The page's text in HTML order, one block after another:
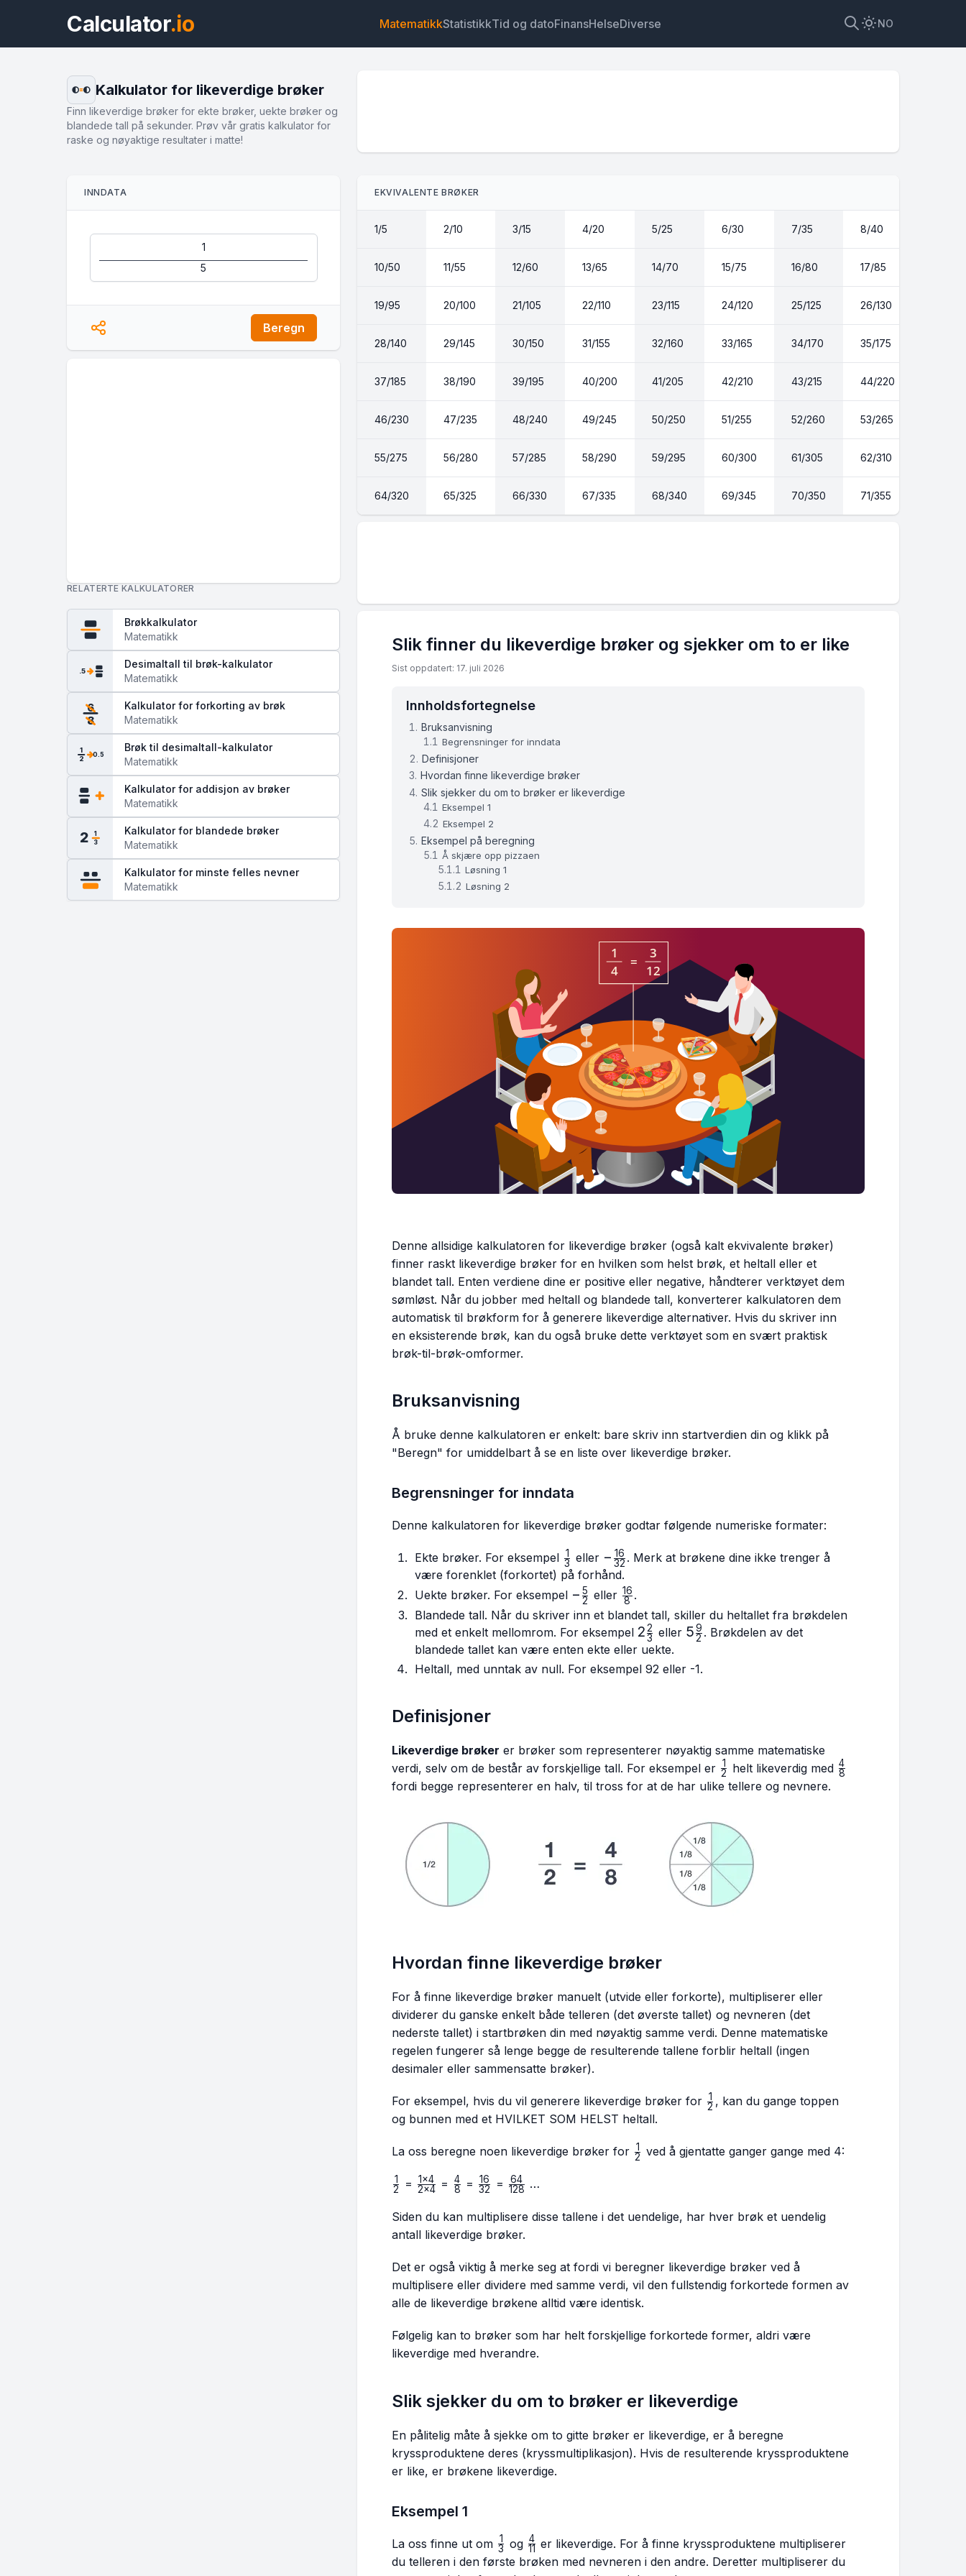
Calculator.io MatematikkStatistikkTid og datoFinansHelseDiverse NO
Kalkulator for likeverdige brøker
Finn likeverdige brøker for ekte brøker, uekte brøker og
blandede tall på sekunder. Prøv vår gratis kalkulator for
raske og nøyaktige resultater i matte!
INNDATA
Beregn
RELATERTE KALKULATORER
Brøkkalkulator
Matematikk
.5
Desimaltall til brøk-kalkulator
Matematikk
6
8
Kalkulator for forkorting av brøk
Matematikk
1
2 0.5
Brøk til desimaltall-kalkulator
Matematikk
Kalkulator for addisjon av brøker
Matematikk
2
1
3
Kalkulator for blandede brøker
Matematikk
Kalkulator for minste felles nevner
Matematikk
EKVIVALENTE BRØKER
1/5 2/10 3/15 4/20 5/25 6/30 7/35 8/40
10/50 11/55 12/60 13/65 14/70 15/75 16/80 17/85
19/95 20/100 21/105 22/110 23/115 24/120 25/125 26/130
28/140 29/145 30/150 31/155 32/160 33/165 34/170 35/175
37/185 38/190 39/195 40/200 41/205 42/210 43/215 44/220
46/230 47/235 48/240 49/245 50/250 51/255 52/260 53/265
55/275 56/280 57/285 58/290 59/295 60/300 61/305 62/310
64/320 65/325 66/330 67/335 68/340 69/345 70/350 71/355
Slik finner du likeverdige brøker og sjekker om to er like
Sist oppdatert: 17. juli 2026
Innholdsfortegnelse
Bruksanvisning
Begrensninger for inndata
Definisjoner
Hvordan finne likeverdige brøker
Slik sjekker du om to brøker er likeverdige
Eksempel 1
Eksempel 2
Eksempel på beregning
Å skjære opp pizzaen
Løsning 1
Løsning 2
Denne allsidige kalkulatoren for likeverdige brøker (også kalt ekvivalente brøker)
finner raskt likeverdige brøker for en hvilken som helst brøk, et heltall eller et
blandet tall. Enten verdiene dine er positive eller negative, håndterer verktøyet dem
sømløst. Når du jobber med heltall og blandede tall, konverterer kalkulatoren dem
automatisk til brøkform for å generere likeverdige alternativer. Hvis du skriver inn
en eksisterende brøk, kan du også bruke dette verktøyet som en svært praktisk
brøk-til-brøk-omformer.
Bruksanvisning
Å bruke denne kalkulatoren er enkelt: bare skriv inn startverdien din og klikk på
"Beregn" for umiddelbart å se en liste over likeverdige brøker.
Begrensninger for inndata
Denne kalkulatoren for likeverdige brøker godtar følgende numeriske formater:
Ekte brøker. For eksempel \frac{1}
{3}
3
1 eller -
\frac{16}
{32}
− 32
16 . Merk at brøkene dine ikke trenger å
være forenklet (forkortet) på forhånd.
Uekte brøker. For eksempel -
\frac{5}
{2}
− 2
5 eller \frac{16}
{8}
8
16 .
Blandede tall. Når du skriver inn et blandet tall, skiller du heltallet fra brøkdelen
med et enkelt mellomrom. For eksempel 2\frac{2}
{3}
2 3
2 eller 5\frac{9}
5 2
9 . Brøkdelen av det
blandede tallet kan være enten ekte eller uekte.
Heltall, med unntak av null. For eksempel 92 eller -1.
Definisjoner
Likeverdige brøker er brøker som representerer nøyaktig samme matematiske
verdi, selv om de består av forskjellige tall. For eksempel er \frac{1}
{2}
2
1 helt likeverdig med \frac{4}
8
4
fordi begge representerer en halv, til tross for at de har ulike tellere og nevnere.
Hvordan finne likeverdige brøker
For å finne likeverdige brøker manuelt (utvide eller forkorte), multipliserer eller
dividerer du ganske enkelt både telleren (det øverste tallet) og nevneren (det
nederste tallet) i startbrøken din med nøyaktig samme verdi. Denne matematiske
regelen fungerer så lenge begge de resulterende tallene forblir heltall (ingen
desimaler eller sammensatte brøker).
For eksempel, hvis du vil generere likeverdige brøker for \frac{1}
2
1 , kan du gange toppen
og bunnen med et HVILKET SOM HELST heltall.
La oss beregne noen likeverdige brøker for \frac{1}
2
1 ved å gjentatte ganger gange med 4:
\frac{1}
2
1 = \frac{1
× 4}
2×4
1×4 = \frac{4}
8
4 = \frac{16}
32
16 = \frac{64}
128
64 …
Siden du kan multiplisere disse tallene i det uendelige, har hver brøk et uendelig
antall likeverdige brøker.
Det er også viktig å merke seg at fordi vi beregner likeverdige brøker ved å
multiplisere eller dividere med samme verdi, vil den fullstendig forkortede formen av
alle de likeverdige brøkene alltid være identisk.
Følgelig kan to brøker som har helt forskjellige forkortede former, aldri være
likeverdige med hverandre.
Slik sjekker du om to brøker er likeverdige
En pålitelig måte å sjekke om to gitte brøker er likeverdige, er å beregne
kryssproduktene deres (kryssmultiplikasjon). Hvis de resulterende kryssproduktene
er like, er brøkene likeverdige.
Eksempel 1
La oss finne ut om \frac{1}
{3}
3
1 og \frac{4}
{11}
11
4 er likeverdige. For å finne kryssproduktene multipliserer
du telleren i den første brøken med nevneren i den andre. Deretter multipliserer du